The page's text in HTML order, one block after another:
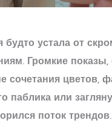
устала от
Громкие
сочетания цветов,
или
поток